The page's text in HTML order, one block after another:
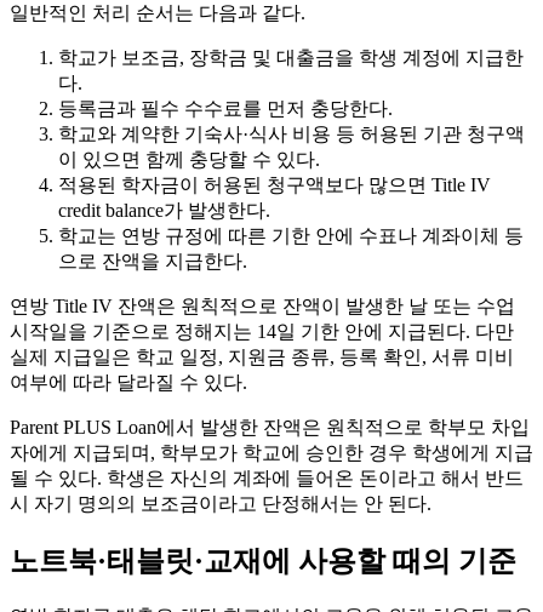
일반적인 처리 순서는 다음과 같다.
학교가 보조금, 장학금 및 대출금을 학생 계정에 지급한
다.
등록금과 필수 수수료를 먼저 충당한다.
학교와 계약한 기숙사·식사 비용 등 허용된 기관 청구액
이 있으면 함께 충당할 수 있다.
적용된 학자금이 허용된 청구액보다 많으면 Title IV
credit balance가 발생한다.
학교는 연방 규정에 따른 기한 안에 수표나 계좌이체 등
으로 잔액을 지급한다.
연방 Title IV 잔액은 원칙적으로 잔액이 발생한 날 또는 수업
시작일을 기준으로 정해지는 14일 기한 안에 지급된다. 다만
실제 지급일은 학교 일정, 지원금 종류, 등록 확인, 서류 미비
여부에 따라 달라질 수 있다.
Parent PLUS Loan에서 발생한 잔액은 원칙적으로 학부모 차입
자에게 지급되며, 학부모가 학교에 승인한 경우 학생에게 지급
될 수 있다. 학생은 자신의 계좌에 들어온 돈이라고 해서 반드
시 자기 명의의 보조금이라고 단정해서는 안 된다.
노트북·태블릿·교재에 사용할 때의 기준